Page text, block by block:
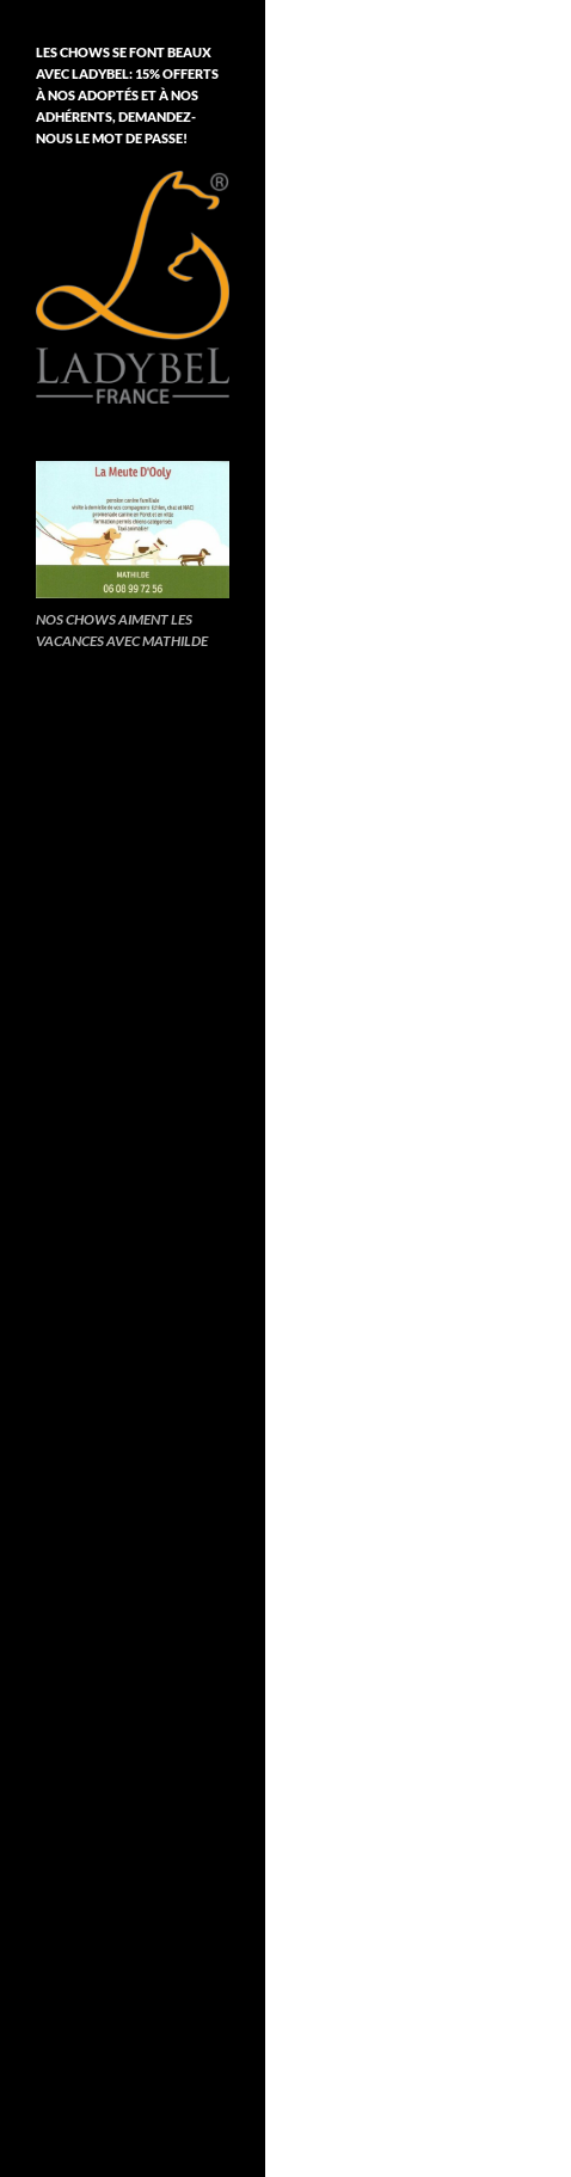
LES CHOWS SE FONT BEAUX
AVEC LADYBEL: 15% OFFERTS
À NOS ADOPTÉS ET À NOS
ADHÉRENTS, DEMANDEZ-
NOUS LE MOT DE PASSE!
NOS CHOWS AIMENT LES
VACANCES AVEC MATHILDE